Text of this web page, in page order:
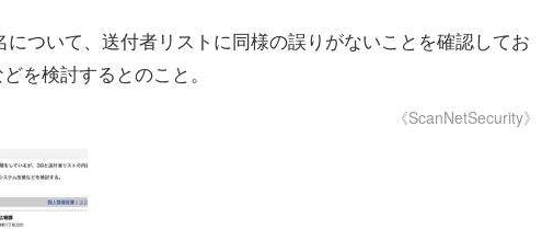
ついて、送付者リストに同様の誤りがないことを確認してお
を検討するとのこと。
《ScanNetSecurity》